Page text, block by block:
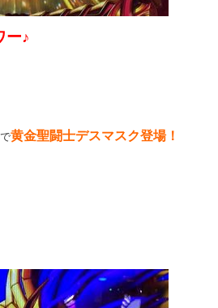
ー♪
黄金聖闘士デスマスク登場！